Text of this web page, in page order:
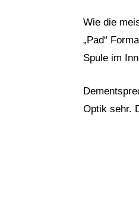
Wie die
„Pad“
Spule im
Optik sehr.